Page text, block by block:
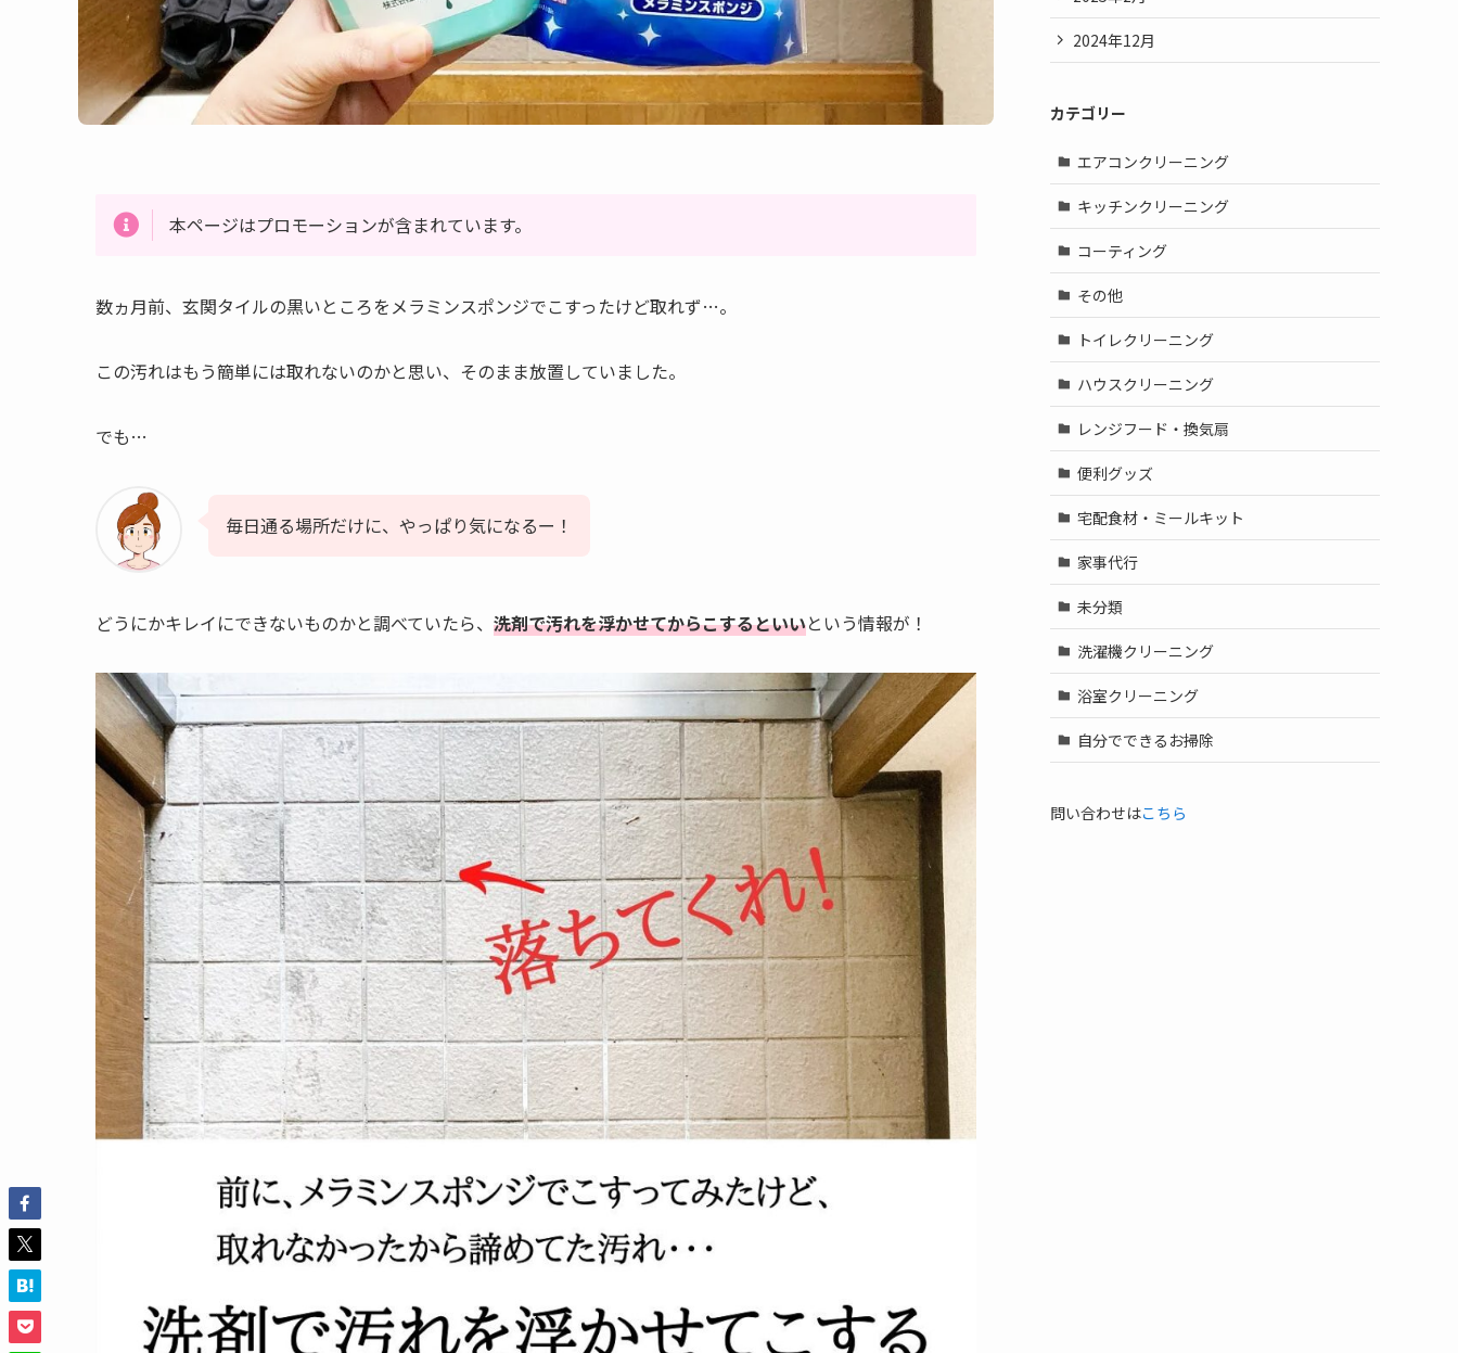
本ページはプロモーションが含まれています。
数ヵ月前、玄関タイルの黒いところをメラミンスポンジでこすったけど取れず…。
この汚れはもう簡単には取れないのかと思い、そのまま放置していました。
でも…
毎日通る場所だけに、やっぱり気になるー！
どうにかキレイにできないものかと調べていたら、 洗剤で汚れを浮かせてからこするといいという情報が！
2024年12月
カテゴリー
エアコンクリーニング
キッチンクリーニング
コーティング
その他
トイレクリーニング
ハウスクリーニング
レンジフード・換気扇
便利グッズ
宅配食材・ミールキット
家事代行
未分類
洗濯機クリーニング
浴室クリーニング
自分でできるお掃除
問い合わせはこちら